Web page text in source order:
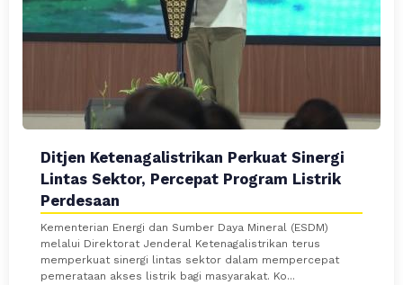
Ditjen Ketenagalistrikan Perkuat Sinergi
Lintas Sektor, Percepat Program Listrik
Perdesaan
Kementerian Energi dan Sumber Daya Mineral (ESDM)
melalui Direktorat Jenderal Ketenagalistrikan terus
memperkuat sinergi lintas sektor dalam mempercepat
pemerataan akses listrik bagi masyarakat. Ko...